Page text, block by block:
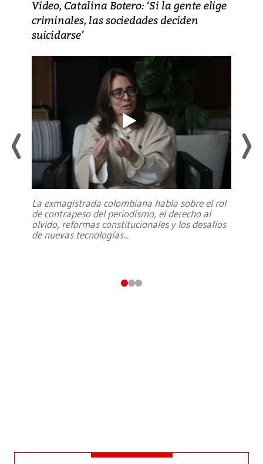
Video, Catalina Botero: ‘Si la gente elige
criminales, las sociedades deciden
suicidarse’
La exmagistrada colombiana habla sobre el rol
de contrapeso del periodismo, el derecho al
olvido, reformas constitucionales y los desafíos
de nuevas tecnologías...